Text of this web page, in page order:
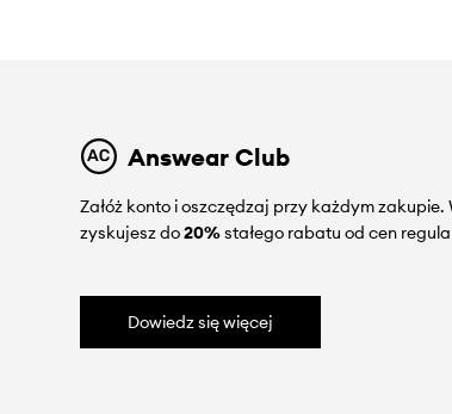
Answear Club
Załóż konto i oszczędzaj przy każdym zakupie.
zyskujesz do20%stałego rabatu od cen
Dowiedz się więcej